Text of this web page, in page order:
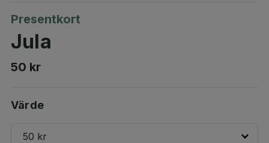
Presentkort
Jula
50 kr
Värde
50 kr